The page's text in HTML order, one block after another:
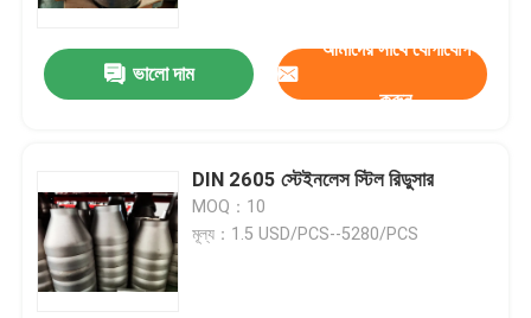
ভালো দাম
আমাদের সাথে যোগাযোগ
করুন
DIN 2605 স্টেইনলেস স্টিল রিডুসার
MOQ：10
মূল্য：1.5 USD/PCS--5280/PCS